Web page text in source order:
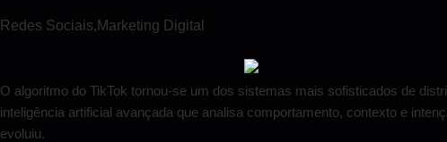
Redes Sociais, Marketing Digital
O algoritmo do TikTok tornou-se um dos sistemas mais sofisticados de
inteligência artificial avançada que analisa comportamento, contexto e
evoluiu.